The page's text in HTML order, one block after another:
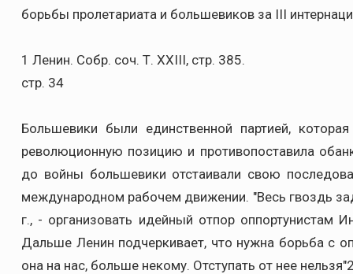
борьбы пролетариата и большевиков за III
1 Ленин. Собр. соч. Т. XXIII, стр. 385.
стр. 34
Большевики были единственной партией,
революционную позицию и противопоставила
до войны большевики отстаивали свою
международном рабочем движении. "Весь гвоздь
г., - организовать идейный отпор оппортунистам
Дальше Ленин подчеркивает, что нужна борьба с
она на нас, больше некому. Отступать от нее